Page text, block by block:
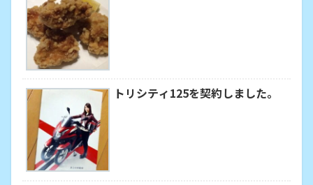
トリシティ125を契約しました。